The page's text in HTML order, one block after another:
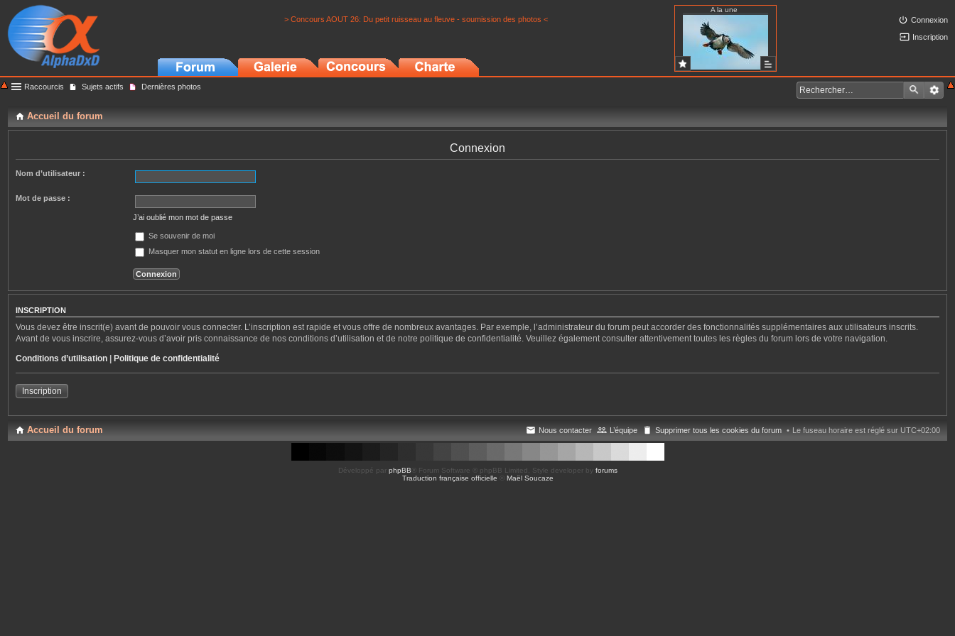
> Concours AOUT 26: Du petit ruisseau au fleuve - soumission des photos <
A la une
Connexion
Inscription
Raccourcis Sujets actifs Dernières photos
Accueil du forum
Connexion
Nom d’utilisateur :
Mot de passe :
J’ai oublié mon mot de passe
Se souvenir de moi
Masquer mon statut en ligne lors de cette session
INSCRIPTION
Vous devez être inscrit(e) avant de pouvoir vous connecter. L’inscription est rapide et vous offre de nombreux avantages. Par exemple, l’administrateur du forum peut accorder des fonctionnalités supplémentaires aux utilisateurs inscrits.
Avant de vous inscrire, assurez-vous d’avoir pris connaissance de nos conditions d’utilisation et de notre politique de confidentialité. Veuillez également consulter attentivement toutes les règles du forum lors de votre navigation.
Conditions d’utilisation | Politique de confidentialité
Inscription
Accueil du forum Le fuseau horaire est réglé sur UTC+02:00
Supprimer tous les cookies du forum
L’équipe
Nous contacter
Développé par phpBB ® Forum Software © phpBB Limited , Style developer by forums
Traduction française officielle
Maël Soucaze